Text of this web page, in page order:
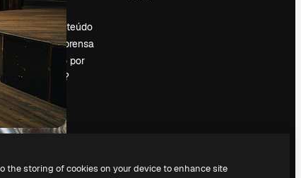
Slidesgo
Vender conteúdo
Sala de imprensa
Procurando por
magnific.ai?
the storing of cookies on your device to enhance site